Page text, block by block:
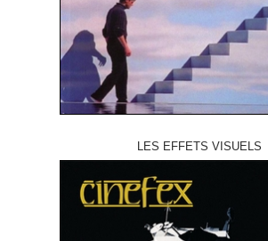
LES EFFETS VISUELS